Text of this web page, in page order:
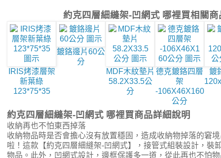
約克四層細縫架-凹網式 哪裡買相關商
IRIS烤漆層架
新葉綠
123*75*35
鍍鉻邊片60公
分
MDF木紋墊片
58.2X33.5公
分
德克鍍鉻四層
架
-106X46X160
公分
鍍
約克四層細縫架-凹網式 哪裡買商品詳細說明
收納再也不怕東西掉落
收納物品時是否會擔心沒有放置穩固，造成收納物掉落的窘
啦！這款【約克四層細縫架-凹網式】，接管式組裝設計，裝
物品。此外，凹網式設計，邊框保護多一道，從此再也不怕